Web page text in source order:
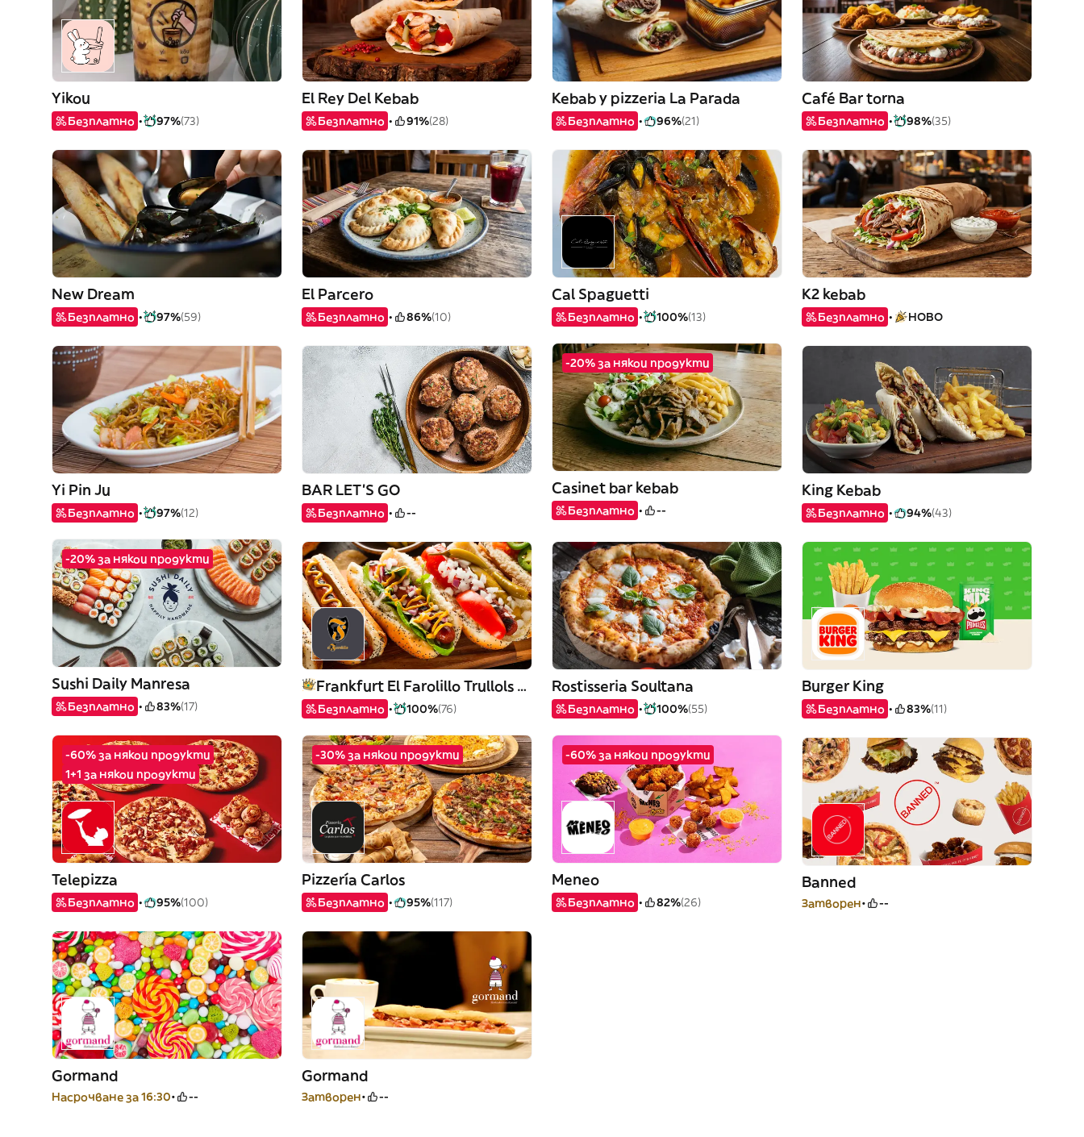
Yikou
Безплатно 97%(73)
El Rey Del Kebab
Безплатно 91%(28)
Kebab y pizzeria La Parada
Безплатно 96%(21)
Café Bar torna
Безплатно 98%(35)
New Dream
Безплатно 97%(59)
El Parcero
Безплатно 86%(10)
Cal Spaguetti
Безплатно 100%(13)
K2 kebab
Безплатно НОВО
Yi Pin Ju
Безплатно 97%(12)
BAR LET'S GO
Безплатно --
-20% за някои продукти
Casinet bar kebab
Безплатно --
King Kebab
Безплатно 94%(43)
-20% за някои продукти
Sushi Daily Manresa
Безплатно 83%(17)
Frankfurt El Farolillo Trullols Parc
Безплатно 100%(76)
Rostisseria Soultana
Безплатно 100%(55)
Burger King
Безплатно 83%(11)
-60% за някои продукти
1+1 за някои продукти
Telepizza
Безплатно 95%(100)
-30% за някои продукти
Pizzería Carlos
Безплатно 95%(117)
-60% за някои продукти
Meneo
Безплатно 82%(26)
Banned
Затворен --
Gormand
Насрочване за 16:30 --
Gormand
Затворен --